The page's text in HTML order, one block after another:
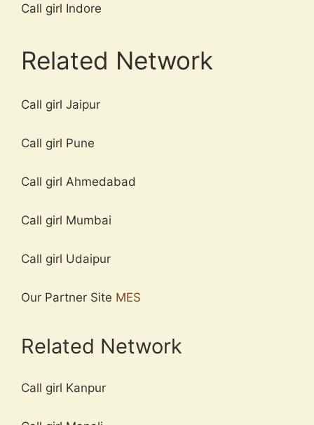
Call girl Indore
Related Network
Call girl Jaipur
Call girl Pune
Call girl Ahmedabad
Call girl Mumbai
Call girl Udaipur
Our Partner Site MES
Related Network
Call girl Kanpur